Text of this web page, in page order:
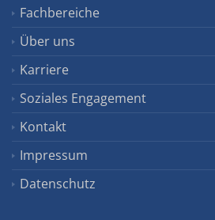
Fachbereiche
Über uns
Karriere
Soziales Engagement
Kontakt
Impressum
Datenschutz